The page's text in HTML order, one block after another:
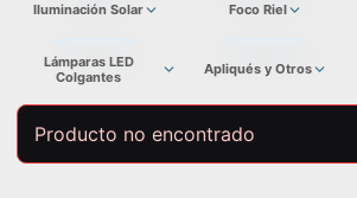
Iluminación Solar Foco Riel
Lámparas LED
Colgantes
Apliqués y Otros
Producto no encontrado